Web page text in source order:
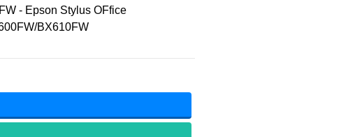
- Epson Stylus OFfice
BX610FW